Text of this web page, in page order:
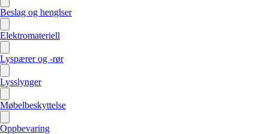
Beslag og henglser
Elektromateriell
Lyspærer og -rør
Lysslynger
Møbelbeskyttelse
Oppbevaring